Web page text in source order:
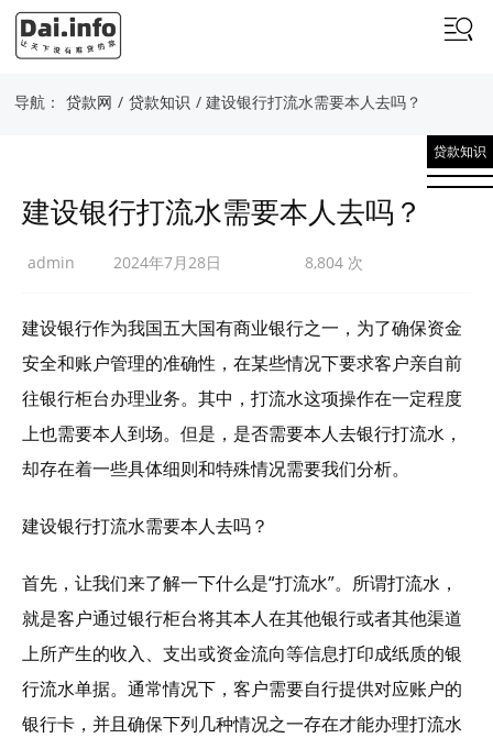
导航： 贷款网 / 贷款知识 / 建设银行打流水需要本人去吗？
贷款知识
建设银行打流水需要本人去吗？
admin 2024年7月28日 8,804 次
建设银行作为我国五大国有商业银行之一，为了确保资金
安全和账户管理的准确性，在某些情况下要求客户亲自前
往银行柜台办理业务。其中，打流水这项操作在一定程度
上也需要本人到场。但是，是否需要本人去银行打流水，
却存在着一些具体细则和特殊情况需要我们分析。
建设银行打流水需要本人去吗？
首先，让我们来了解一下什么是“打流水”。所谓打流水，
就是客户通过银行柜台将其本人在其他银行或者其他渠道
上所产生的收入、支出或资金流向等信息打印成纸质的银
行流水单据。通常情况下，客户需要自行提供对应账户的
银行卡，并且确保下列几种情况之一存在才能办理打流水